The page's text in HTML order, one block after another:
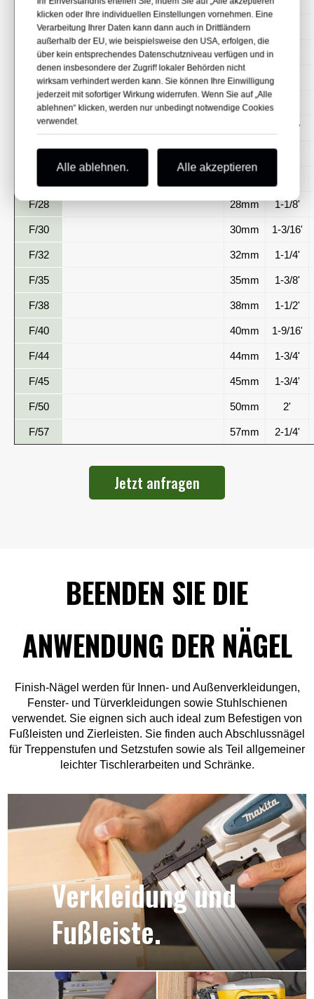
F/13 Stärke: 18 GA 13mm
F/15 KOPFBREITE: 2,00 mm 15mm
F/16 BREITE: 1,25 mm 16mm
F/19 DICKE: 1,00 mm 19mm
F/20 13/16'
F/22
F/28 28mm 1-1/8'
F/30 30mm 1-3/16'
F/32 32mm 1-1/4'
F/35 35mm 1-3/8'
F/38 38mm 1-1/2'
F/40 40mm 1-9/16'
F/44 44mm 1-3/4'
F/45 45mm 1-3/4'
F/50 50mm 2'
F/57 57mm 2-1/4'
Jetzt anfragen
BEENDEN SIE DIE
ANWENDUNG DER NÄGEL
Finish-Nägel werden für Innen- und Außenverkleidungen,
Fenster- und Türverkleidungen sowie Stuhlschienen
verwendet. Sie eignen sich auch ideal zum Befestigen von
Fußleisten und Zierleisten. Sie finden auch Abschlussnägel
für Treppenstufen und Setzstufen sowie als Teil allgemeiner
leichter Tischlerarbeiten und Schränke.
Verkleidung und
Fußleiste.​​​​​​​
klicken oder Ihre individuellen Einstellungen vornehmen. Eine
Verarbeitung Ihrer Daten kann dann auch in Drittländern
außerhalb der EU, wie beispielsweise den USA, erfolgen, die
über kein entsprechendes Datenschutzniveau verfügen und in
denen insbesondere der Zugriff lokaler Behörden nicht
wirksam verhindert werden kann. Sie können Ihre Einwilligung
jederzeit mit sofortiger Wirkung widerrufen. Wenn Sie auf „Alle
ablehnen“ klicken, werden nur unbedingt notwendige Cookies
verwendet.
Alle ablehnen. Alle akzeptieren